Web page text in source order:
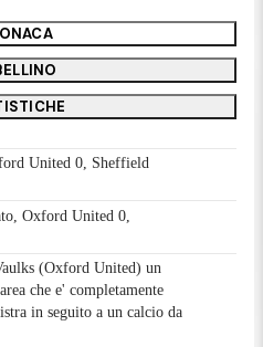
United 0, Sheffield
Oxford United 0,
(Oxford United) un
che e' completamente
in seguito a un calcio da